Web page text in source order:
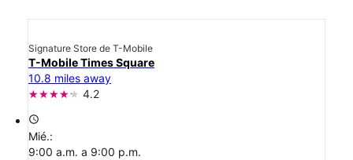
Signature Store de T-Mobile
T-Mobile Times Square
10.8 miles away
4.2
access_time
Mié.:
9:00 a.m. a 9:00 p.m.